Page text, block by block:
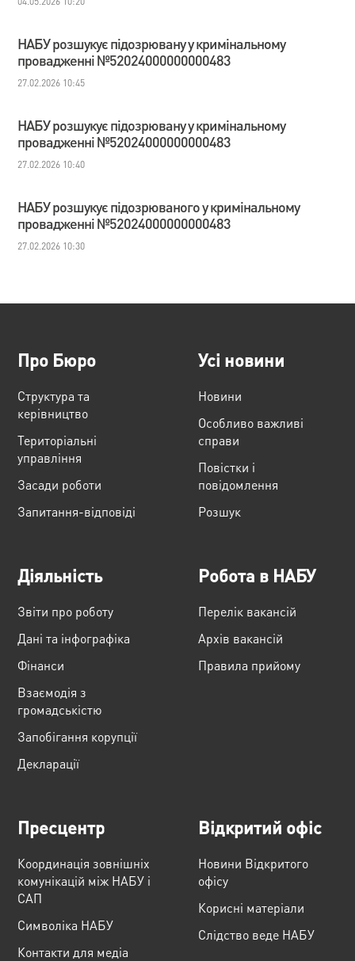
НАБУ розшукує підозрювану у кримінальному
провадженні №52024000000000483
27.02.2026 10:45
НАБУ розшукує підозрювану у кримінальному
провадженні №52024000000000483
27.02.2026 10:40
НАБУ розшукує підозрюваного у кримінальному
провадженні №52024000000000483
27.02.2026 10:30
Про Бюро
Структура та
керівництво
Територіальні
управління
Засади роботи
Запитання-відповіді
Усі новини
Новини
Особливо важливі
справи
Повістки і
повідомлення
Розшук
Діяльність
Звіти про роботу
Дані та інфографіка
Фінанси
Взаємодія з
громадськістю
Запобігання корупції
Декларації
Робота в НАБУ
Перелік вакансій
Архів вакансій
Правила прийому
Пресцентр
Координація зовнішніх
комунікацій між НАБУ і
САП
Cимволіка НАБУ
Контакти для медіа
Відкритий офіс
Новини Відкритого
офісу
Корисні матеріали
Слідство веде НАБУ